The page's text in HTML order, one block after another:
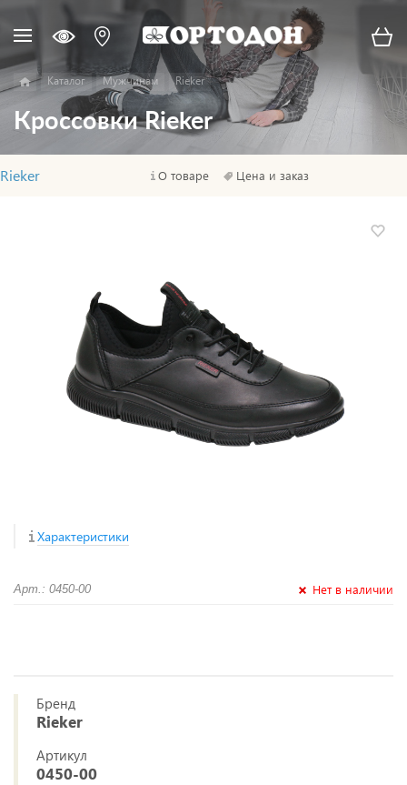
Каталог Мужчинам Rieker
Кроссовки Rieker
Rieker О товаре Цена и заказ
Характеристики
Арт.: 0450-00 Нет в наличии
Бренд
Rieker
Артикул
0450-00